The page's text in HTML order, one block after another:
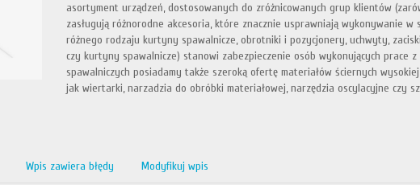
asortyment urządzeń, dostosowanych do zróżnicowanych grup klientów
zasługują różnorodne akcesoria, które znacznie usprawniają wykonywanie
różnego rodzaju kurtyny spawalnicze, obrotniki i pozycjonery, uchwyty,
czy kurtyny spawalnicze) stanowi zabezpieczenie osób wykonujących prace
spawalniczych posiadamy także szeroką ofertę materiałów ściernych
jak wiertarki, narzadzia do obróbki materiałowej, narzędzia oscylacyjne czy
Wpis zawiera błędy Modyfikuj wpis